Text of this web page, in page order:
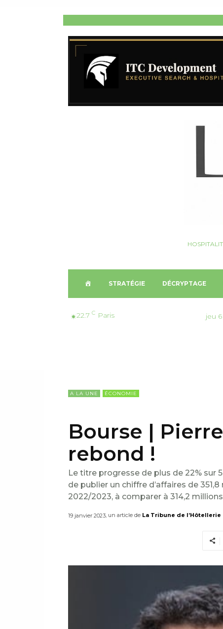
STRATÉGIE DÉCRYPTAGE
22.7 C Paris jeu
A LA UNE ÉCONOMIE
Bourse |
rebond !
Le titre progresse de plus de 22% sur
de publier un chiffre d’affaires de
2022/2023, à comparer à 314,2
19 janvier 2023, un article de La Tribune de l’Hôtellerie